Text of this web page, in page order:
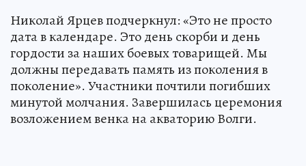
Николай Ярцев подчеркнул: «Это не просто
дата в календаре. Это день скорби и день
гордости за наших боевых товарищей. Мы
должны передавать память из поколения в
поколение». Участники почтили погибших
минутой молчания. Завершилась церемония
возложением венка на акваторию Волги.